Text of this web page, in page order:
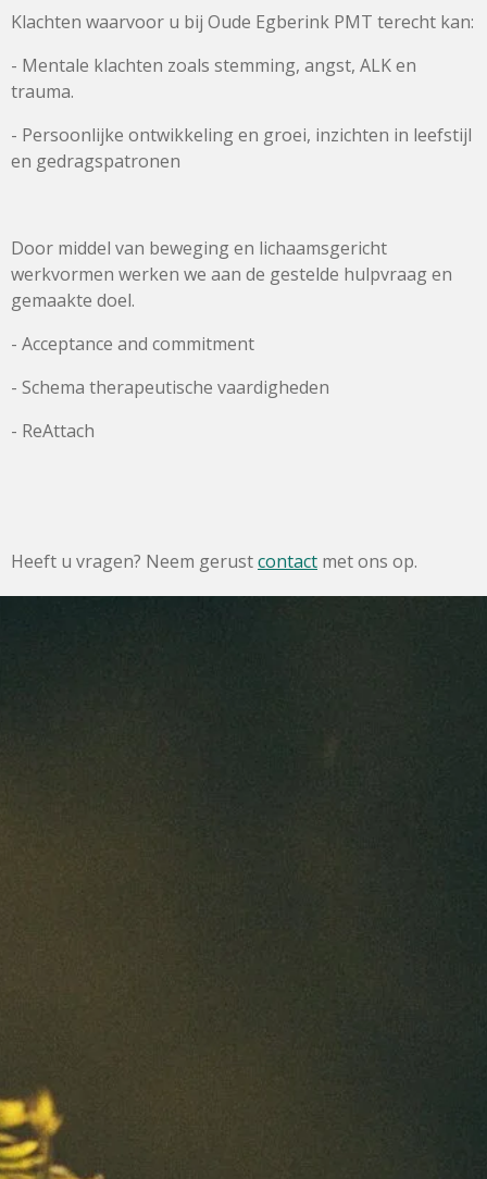
Klachten waarvoor u bij Oude Egberink PMT terecht kan:
- Mentale klachten zoals stemming, angst, ALK en
trauma.
- Persoonlijke ontwikkeling en groei, inzichten in leefstijl
en gedragspatronen
Door middel van beweging en lichaamsgericht
werkvormen werken we aan de gestelde hulpvraag en
gemaakte doel.
- Acceptance and commitment
- Schema therapeutische vaardigheden
- ReAttach
Heeft u vragen? Neem gerustcontact met ons op.